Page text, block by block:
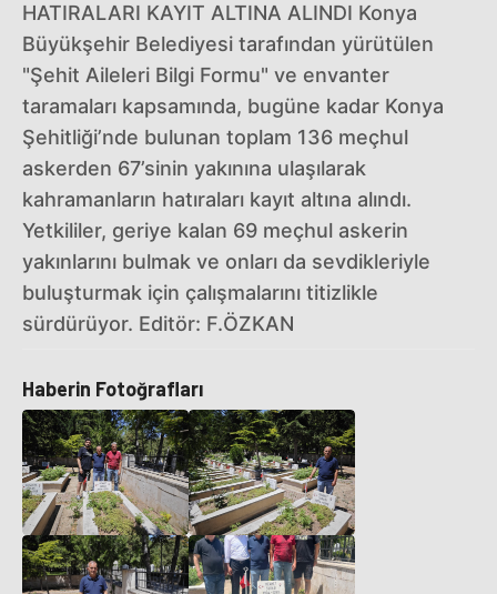
HATIRALARI KAYIT ALTINA ALINDI Konya
Büyükşehir Belediyesi tarafından yürütülen
"Şehit Aileleri Bilgi Formu" ve envanter
taramaları kapsamında, bugüne kadar Konya
Şehitliği’nde bulunan toplam 136 meçhul
askerden 67’sinin yakınına ulaşılarak
kahramanların hatıraları kayıt altına alındı.
Yetkililer, geriye kalan 69 meçhul askerin
yakınlarını bulmak ve onları da sevdikleriyle
buluşturmak için çalışmalarını titizlikle
sürdürüyor. Editör: F.ÖZKAN
Haberin Fotoğrafları